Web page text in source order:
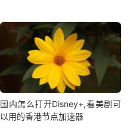
国内怎么打开Disney+,看美剧可
以用的香港节点加速器